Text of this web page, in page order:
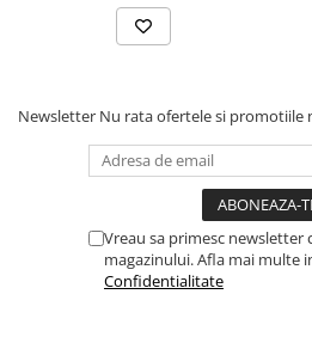
Newsletter Nu rata ofertele si promotiile
Vreau sa primesc newsletter
magazinului. Afla mai multe
Confidentialitate